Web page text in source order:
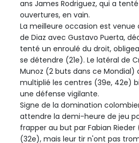
ans James Rodriguez, qui a
ouvertures, en vain.
La meilleure occasion est
de Diaz avec Gustavo Puerta,
tenté un enroulé du droit,
se détendre (21e). Le latéral de
Munoz (2 buts dans ce Mondial)
multiplié les centres (39e, 42e)
une défense vigilante.
Signe de la domination
attendre la demi-heure de jeu
frapper au but par Fabian
(32e), mais leur tir n'ont pas